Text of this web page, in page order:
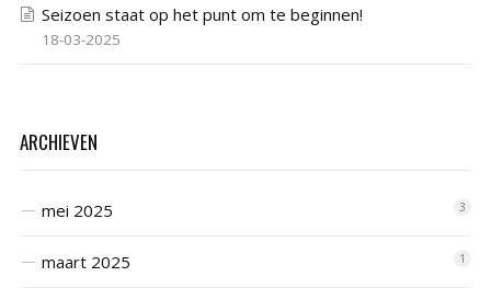
Seizoen staat op het punt om te beginnen!
18-03-2025
ARCHIEVEN
mei 2025 3
maart 2025 1